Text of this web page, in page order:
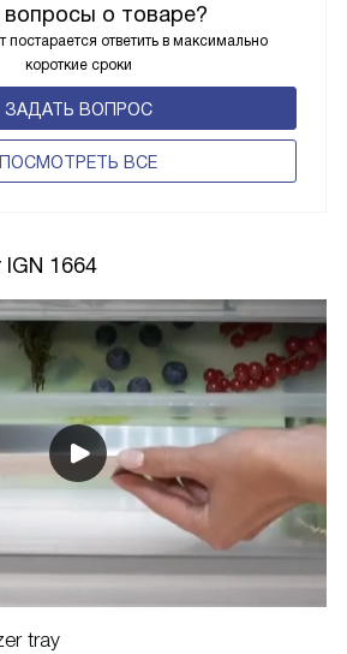
вопросы о товаре?
ответить в максимально
короткие сроки
ЗАДАТЬ ВОПРОС
ПОCМОТРЕТЬ ВСЕ
1664
tray